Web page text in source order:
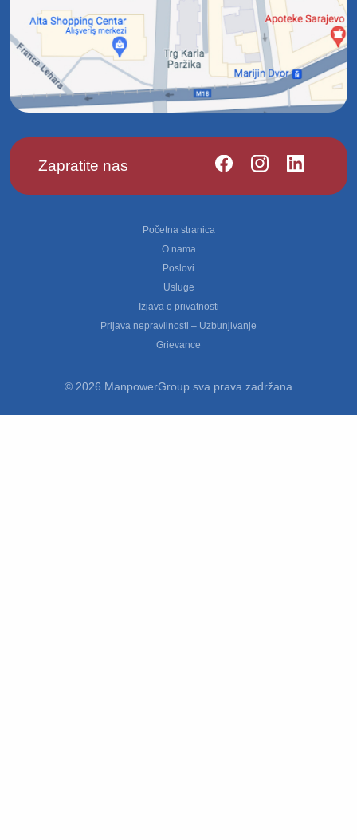
Zapratite nas
Početna stranica
O nama
Poslovi
Usluge
Izjava o privatnosti
Prijava nepravilnosti – Uzbunjivanje
Grievance
© 2026 ManpowerGroup sva prava zadržana